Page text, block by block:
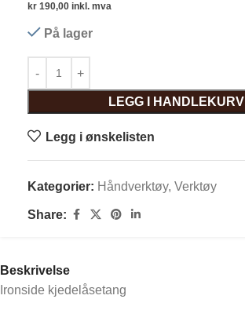
kr 190,00 inkl. mva
På lager
LEGG I HANDLEKURV
Legg i ønskelisten
Kategorier: Håndverktøy, Verktøy
Share:
Beskrivelse
Ironside kjedelåsetang